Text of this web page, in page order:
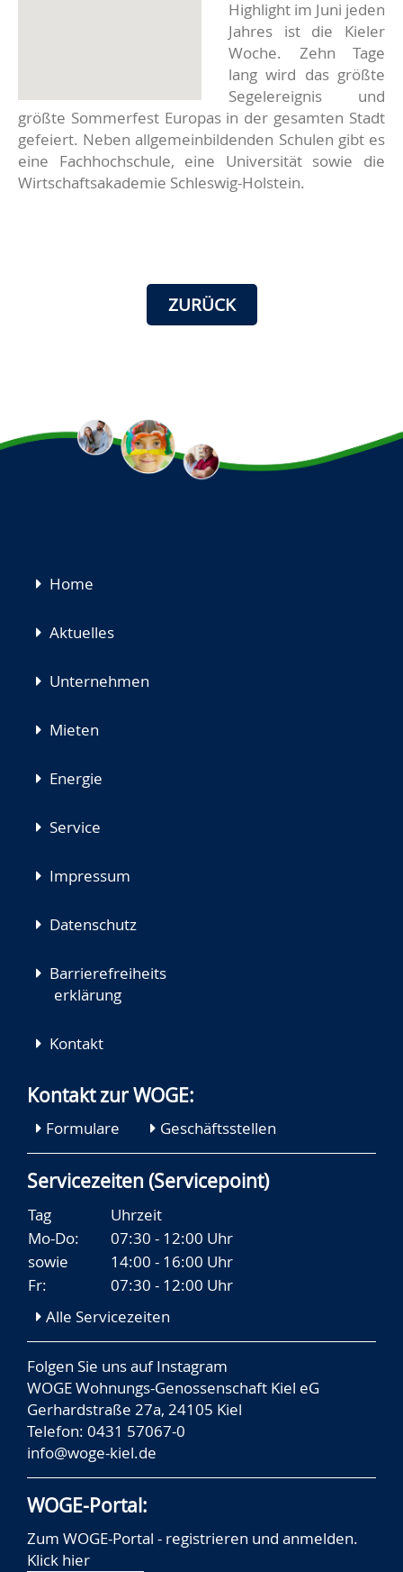
Highlight im Juni jeden
Jahres ist die Kieler
Woche. Zehn Tage
lang wird das größte
Segelereignis und
größte Sommerfest Europas in der gesamten Stadt
gefeiert. Neben allgemeinbildenden Schulen gibt es
eine Fachhochschule, eine Universität sowie die
Wirtschaftsakademie Schleswig-Holstein.
ZURÜCK
Navigation
Home
Aktuelles
Unternehmen
Mieten
Energie
Service
Impressum
Datenschutz
Barrierefreiheits
erklärung
Kontakt
Kontakt zur WOGE:
Formulare Geschäftsstellen
Servicezeiten (Servicepoint)
Tag
Uhrzeit
Mo-Do:
07:30 - 12:00 Uhr
sowie
14:00 - 16:00 Uhr
Fr:
07:30 - 12:00 Uhr
Alle Servicezeiten
Folgen Sie uns aufInstagram
WOGE Wohnungs-Genossenschaft Kiel eG
Gerhardstraße 27a, 24105 Kiel
Telefon: 0431 57067-0
info@woge-kiel.de
WOGE-Portal:
Zum WOGE-Portal - registrieren und anmelden.
Klick hier